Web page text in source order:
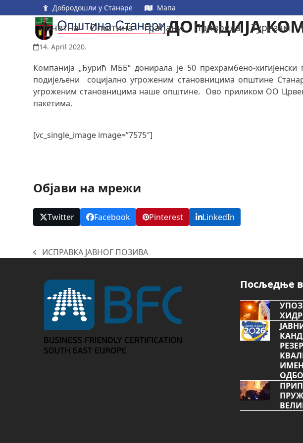
to
Добродошли у Станаре Мапа
Почетна Општина Грађани Привреда Туризам
ДОНАЦИЈА
14. April 2020.
Компанија „Ђурић МББ“ донирала је 50 прехрамбено-
подијељени социјално угроженим становницима општине
угроженим становницима наше општине. Ово приликом ОО
пакетима.
[vc_single_image image=”7575″]
Објави на мрежи
Twitter Facebook Pinterest LinkedIn
previous
ИСПРАВКА ЈАВНОГ ПОЗИВА
Посљедње